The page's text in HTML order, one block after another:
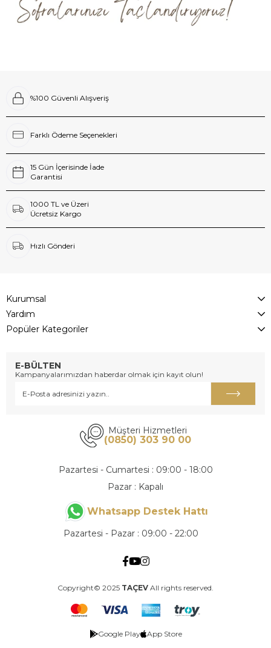
%100 Güvenli Alışveriş
Farklı Ödeme Seçenekleri
15 Gün İçerisinde İade
Garantisi
1000 TL ve Üzeri
Ücretsiz Kargo
Hızlı Gönderi
Kurumsal
Yardım
Popüler Kategoriler
E-BÜLTEN
Kampanyalarımızdan haberdar olmak için kayıt olun!
Müşteri Hizmetleri
(0850) 303 90 00
Pazartesi - Cumartesi : 09:00 - 18:00
Pazar : Kapalı
Whatsapp Destek Hattı
Pazartesi - Pazar : 09:00 - 22:00
Copyright© 2025 TAÇEV All rights reserved.
Google Play App Store